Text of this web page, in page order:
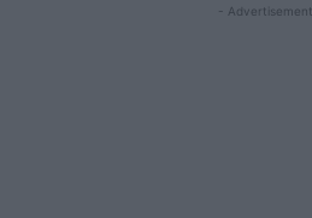
- Advertisement